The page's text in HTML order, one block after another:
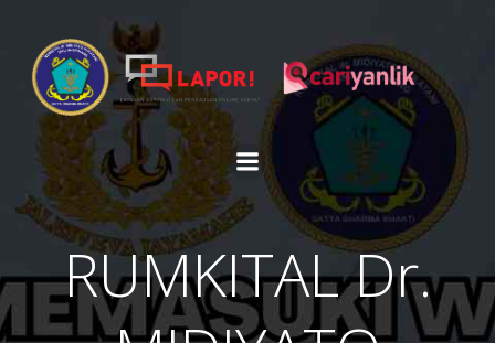
content
RUMKITAL Dr.